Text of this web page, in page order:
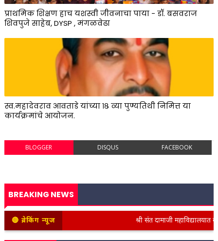
प्राथमिक शिक्षण हाच यशस्वी जीवनाचा पाया - डॉ. बसवराज
शिवपुजे साहेब, DYSP , मंगळवेढा
स्व.महादेवराव आवताडे यांच्या १८ व्या पुण्यतिथी निमित्त या
कार्यक्रमांचे आयोजन.
BLOGGER DISQUS FACEBOOK
BREAKING NEWS
🔴 ब्रेकिंग न्यूज श्री संत दामाजी महाविद्यालयात